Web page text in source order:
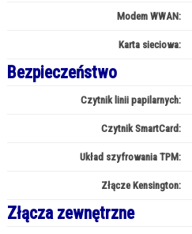
Modem WWAN:
Karta sieciowa:
Bezpieczeństwo
Czytnik linii papilarnych:
Czytnik SmartCard:
Układ szyfrowania TPM:
Złącze Kensington:
Złącza zewnętrzne